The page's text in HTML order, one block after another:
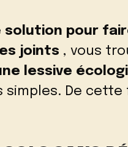
solution pour
joints , vous
lessive
De cette